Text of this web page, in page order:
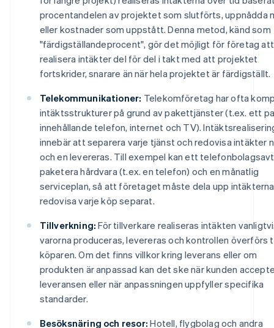
procentandelen av projektet som slutförts, uppnådda
eller kostnader som uppstått. Denna metod, känd som
"färdigställandeprocent", gör det möjligt för företag att
realisera intäkter del för del i takt med att projektet
fortskrider, snarare än när hela projektet är färdigställt.
Telekommunikationer: Telekomföretag har ofta
intäktsstrukturer på grund av pakettjänster (t.ex. ett
innehållande telefon, internet och TV).
innebär att separera varje tjänst och redovisa intäkter
och en levereras. Till exempel kan ett
paketera hårdvara (t.ex. en telefon) och en månatlig
serviceplan, så att företaget måste dela upp
redovisa varje köp separat.
Tillverkning: För tillverkare realiseras intäkten
varorna produceras, levereras och kontrollen överförs
köparen. Om det finns villkor kring leverans eller om
produkten är anpassad kan det ske när kunden
leveransen eller när anpassningen uppfyller specifika
standarder.
Besöksnäring och resor: Hotell, flygbolag och andra